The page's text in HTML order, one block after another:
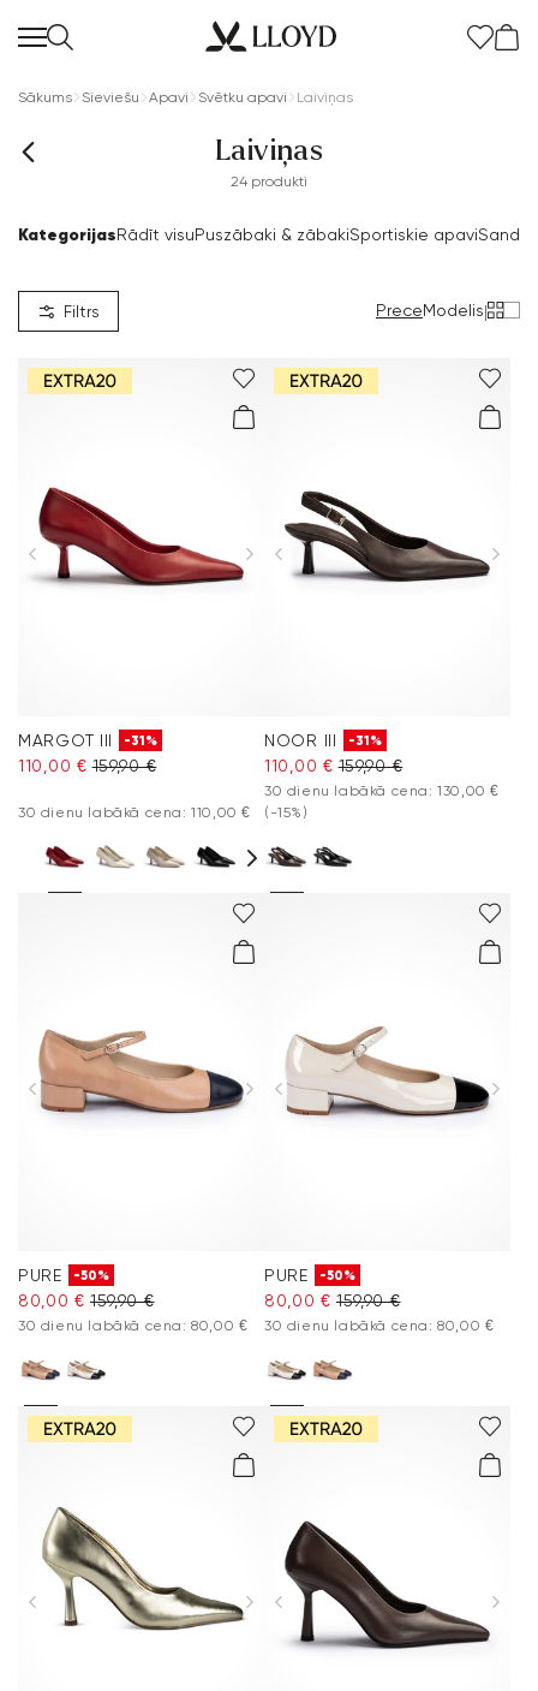
Sieviešu sākumlapa
IZPĀRDOŠANA
Papildus 20%
Apavi
Apģērbs
Kolekcijas
Sākums Sieviešu Apavi Svētku apavi Laiviņas
Laiviņas
24 produkti
KategorijasRādīt visuPuszābaki & zābakiSportiskie apavi
Filtrs PreceModelis|
MARGOT III -31%
110,00 € 159,90 €
30 dienu labākā cena: 110,00 €
NOOR III -31%
110,00 € 159,90 €
30 dienu labākā cena: 130,00 €
(-15%)
PURE -50%
80,00 € 159,90 €
30 dienu labākā cena: 80,00 €
PURE -50%
80,00 € 159,90 €
30 dienu labākā cena: 80,00 €